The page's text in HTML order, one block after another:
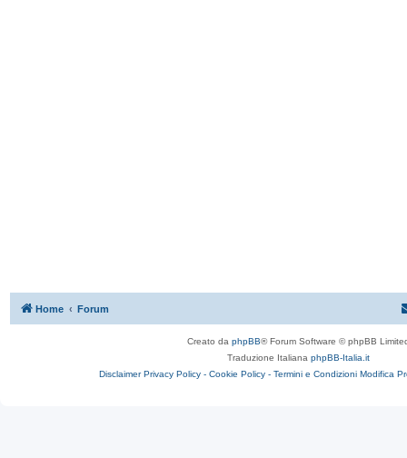
Home Forum
Creato da phpBB® Forum Software © phpBB
Traduzione Italiana phpBB-Italia.it
Disclaimer Privacy Policy - Cookie Policy - Termini e Condizioni Modifica